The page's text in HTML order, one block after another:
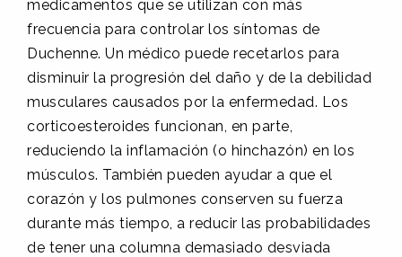
medicamentos que se utilizan con más
frecuencia para controlar los síntomas de
Duchenne. Un médico puede recetarlos para
disminuir la progresión del daño y de la debilidad
musculares causados por la enfermedad. Los
corticoesteroides funcionan, en parte,
reduciendo la inflamación (o hinchazón) en los
músculos. También pueden ayudar a que el
corazón y los pulmones conserven su fuerza
durante más tiempo, a reducir las probabilidades
de tener una columna demasiado desviada